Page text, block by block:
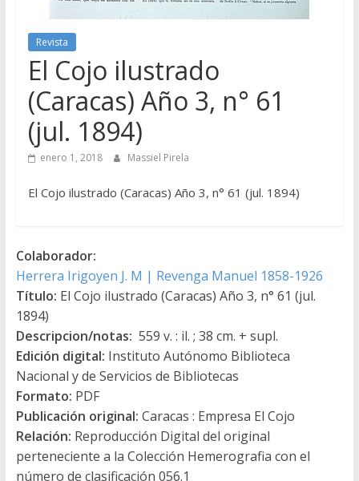
Revista
El Cojo ilustrado
(Caracas) Año 3, n° 61
(jul. 1894)
enero 1, 2018 Massiel Pirela
El Cojo ilustrado (Caracas) Año 3, n° 61 (jul. 1894)
Colaborador:
Herrera Irigoyen J. M | Revenga Manuel 1858-1926
Título: El Cojo ilustrado (Caracas) Año 3, n° 61 (jul.
1894)
Descripcion/notas: 559 v. : il. ; 38 cm. + supl.
Edición digital: Instituto Autónomo Biblioteca
Nacional y de Servicios de Bibliotecas
Formato: PDF
Publicación original: Caracas : Empresa El Cojo
Relación: Reproducción Digital del original
perteneciente a la Colección Hemerografia con el
número de clasificación 056.1